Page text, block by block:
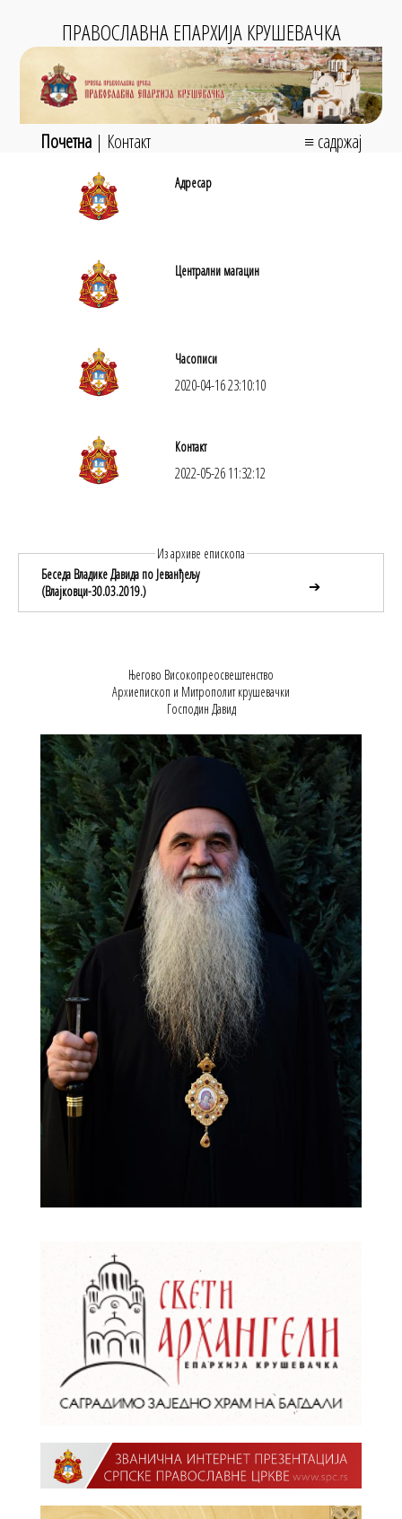
ПРАВОСЛАВНА ЕПАРХИЈА КРУШЕВАЧКА
Почетна| Контакт ≡ садржај
Адресар
Централни магацин
Часописи
2020-04-16 23:10:10
Контакт
2022-05-26 11:32:12
Из архиве епископа
Беседа Владике Давида по Јеванђељу
(Влајковци-30.03.2019.)
➔
Његово Високопреосвештенство
Архиепископ и Митрополит крушевачки
Господин Давид